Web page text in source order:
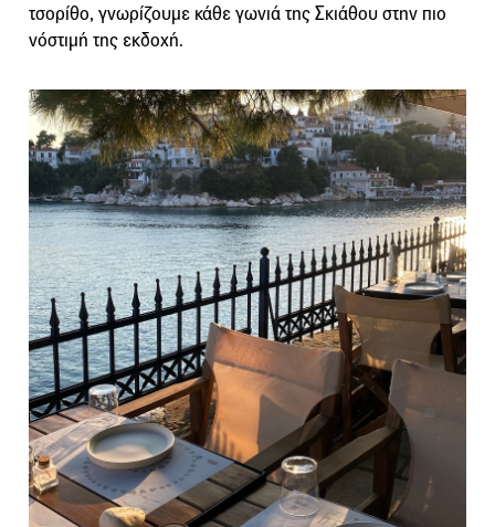
τσορίθο, γνωρίζουμε κάθε γωνιά της Σκιάθου στην πιο
νόστιμή της εκδοχή.